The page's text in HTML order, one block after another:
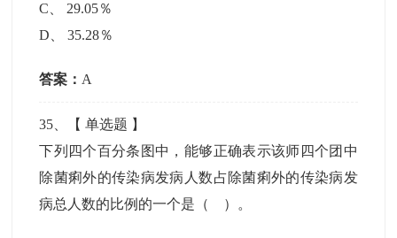
C
29.05％
D 、35.28％
答案： A
35 、【单选题 】
下列四个百分条图中，能够正确表示该师四个团中
除菌痢外的传染病发病人数占除菌痢外的传染病发
病总人数的比例的一个是（ ）。